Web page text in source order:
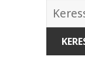
Álmok